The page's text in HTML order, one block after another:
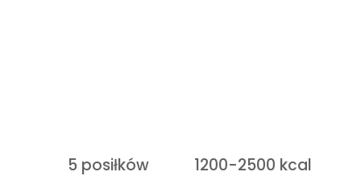
5 posiłków 1200-2500 kcal